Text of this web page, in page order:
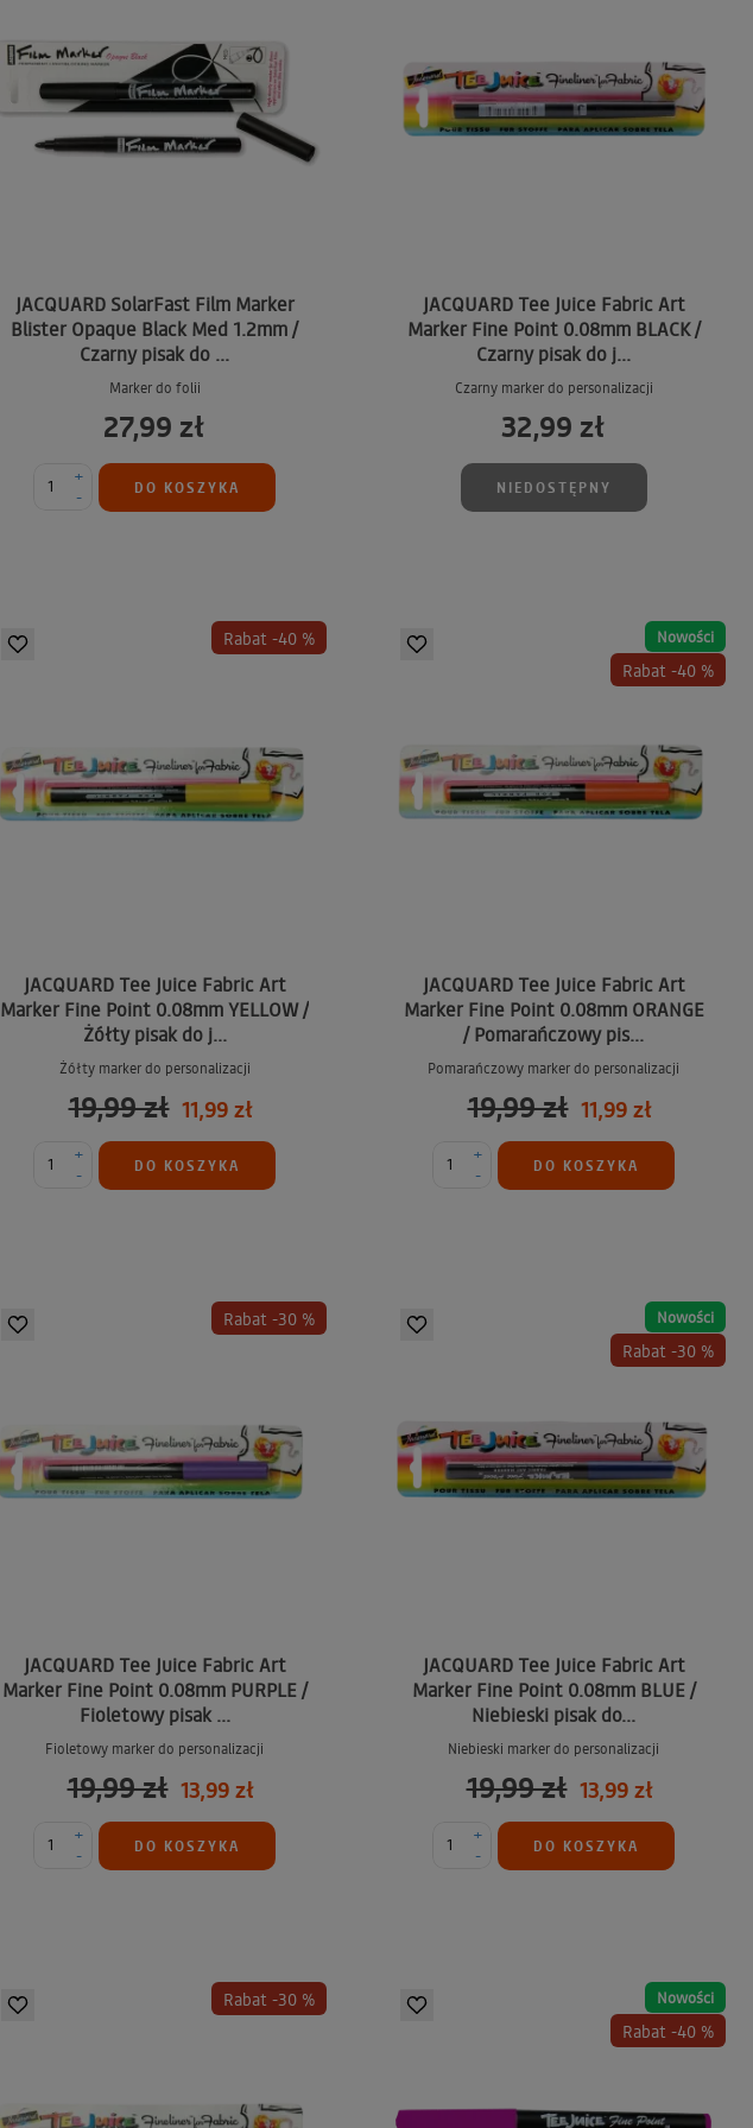
JACQUARD SolarFast Film Marker
Blister Opaque Black Med 1.2mm /
Czarny pisak do ...
Marker do folii
27,99 zł
-
+
DO KOSZYKA
JACQUARD Tee Juice Fabric Art
Marker Fine Point 0.08mm BLACK /
Czarny pisak do j...
Czarny marker do personalizacji
32,99 zł
NIEDOSTĘPNY
Rabat -40 %
JACQUARD Tee Juice Fabric Art
Marker Fine Point 0.08mm YELLOW /
Żółty pisak do j...
Żółty marker do personalizacji
19,99 zł 11,99 zł
-
+
DO KOSZYKA
Nowości
Rabat -40 %
JACQUARD Tee Juice Fabric Art
Marker Fine Point 0.08mm ORANGE
/ Pomarańczowy pis...
Pomarańczowy marker do personalizacji
19,99 zł 11,99 zł
-
+
DO KOSZYKA
Rabat -30 %
JACQUARD Tee Juice Fabric Art
Marker Fine Point 0.08mm PURPLE /
Fioletowy pisak ...
Fioletowy marker do personalizacji
19,99 zł 13,99 zł
-
+
DO KOSZYKA
Nowości
Rabat -30 %
JACQUARD Tee Juice Fabric Art
Marker Fine Point 0.08mm BLUE /
Niebieski pisak do...
Niebieski marker do personalizacji
19,99 zł 13,99 zł
-
+
DO KOSZYKA
Rabat -30 % Nowości
Rabat -40 %